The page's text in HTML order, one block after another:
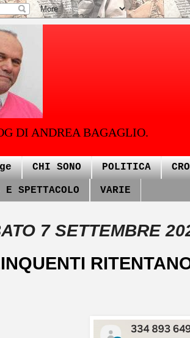
DI ANDREA BAGAGLIO.
CHI SONO POLITICA
E SPETTACOLO VARIE
7 SETTEMBRE